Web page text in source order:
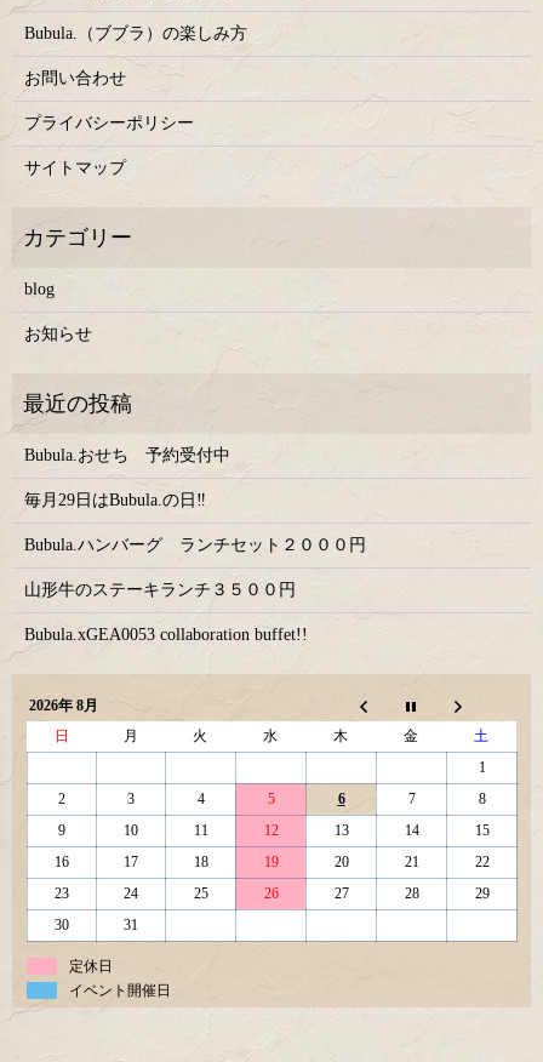
Bubula.（ブブラ）の楽しみ方
お問い合わせ
プライバシーポリシー
サイトマップ
blog
お知らせ
Bubula.おせち 予約受付中
毎月29日はBubula.の日‼
Bubula.ハンバーグ ランチセット２０００円
山形牛のステーキランチ３５００円
Bubula.xGEA0053 collaboration buffet!!
2026年 8月
日
月 火 水 木 金
土
1
2
3 4 5 6 7
8
9
10 11 12 13 14
15
16
17 18 19 20 21
22
23
24 25 26 27 28
29
30
31
定休日
イベント開催日